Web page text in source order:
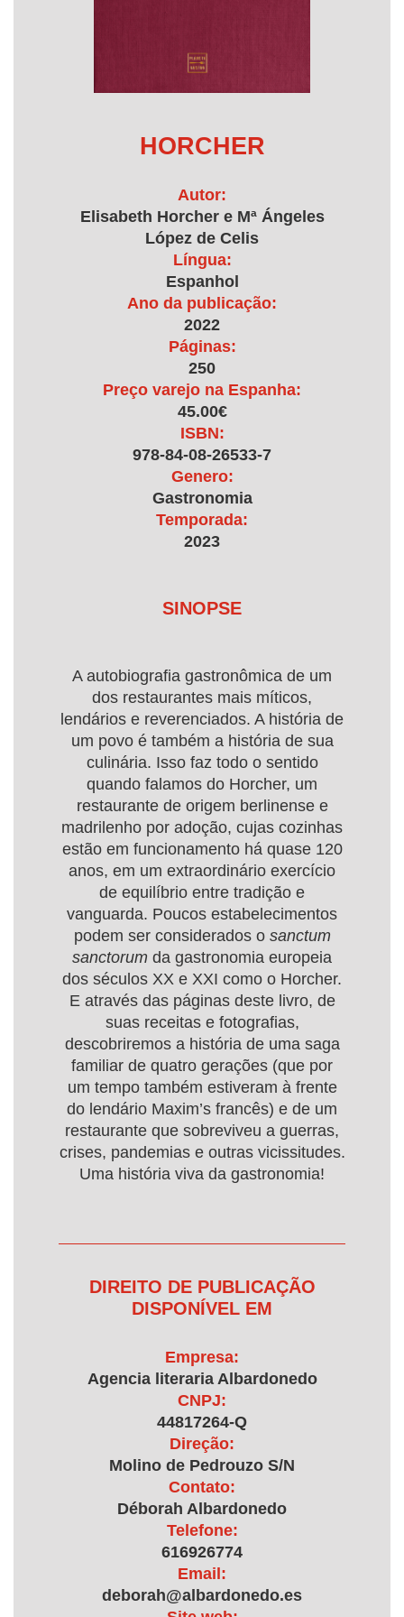
HORCHER
Autor:
Elisabeth Horcher e Mª Ángeles
López de Celis
Língua:
Espanhol
Ano da publicação:
2022
Páginas:
250
Preço varejo na Espanha:
45.00€
ISBN:
978-84-08-26533-7
Genero:
Gastronomia
Temporada:
2023
SINOPSE
A autobiografia gastronômica de um
dos restaurantes mais míticos,
lendários e reverenciados. A história de
um povo é também a história de sua
culinária. Isso faz todo o sentido
quando falamos do Horcher, um
restaurante de origem berlinense e
madrilenho por adoção, cujas cozinhas
estão em funcionamento há quase 120
anos, em um extraordinário exercício
de equilíbrio entre tradição e
vanguarda. Poucos estabelecimentos
podem ser considerados o sanctum
sanctorum da gastronomia europeia
dos séculos XX e XXI como o Horcher.
E através das páginas deste livro, de
suas receitas e fotografias,
descobriremos a história de uma saga
familiar de quatro gerações (que por
um tempo também estiveram à frente
do lendário Maxim’s francês) e de um
restaurante que sobreviveu a guerras,
crises, pandemias e outras vicissitudes.
Uma história viva da gastronomia!
DIREITO DE PUBLICAÇÃO
DISPONÍVEL EM
Empresa:
Agencia literaria Albardonedo
CNPJ:
44817264-Q
Direção:
Molino de Pedrouzo S/N
Contato:
Déborah Albardonedo
Telefone:
616926774
Email:
deborah@albardonedo.es